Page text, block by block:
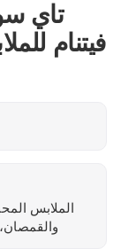
تاي
فيتنام
الملابس